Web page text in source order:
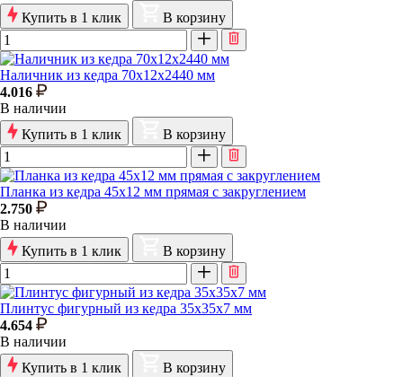
Купить в 1 клик
В корзину
Наличник из кедра 70х12х2440 мм
4.016
В наличии
Купить в 1 клик
В корзину
Планка из кедра 45x12 мм прямая с закруглением
2.750
В наличии
Купить в 1 клик
В корзину
Плинтус фигурный из кедра 35х35х7 мм
4.654
В наличии
Купить в 1 клик
В корзину